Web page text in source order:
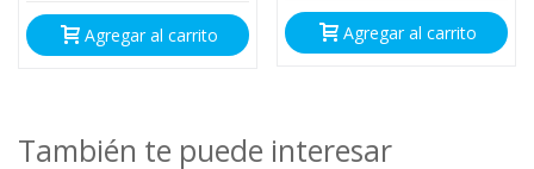
Agregar al carrito Agregar al carrito
También te puede interesar